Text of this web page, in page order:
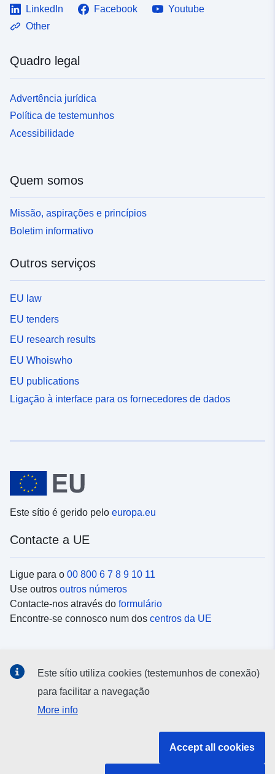
LinkedIn Facebook
Youtube
Other
Quadro legal
Advertência jurídica
Política de testemunhos
Acessibilidade
Quem somos
Missão, aspirações e princípios
Boletim informativo
Outros serviços
EU law
EU tenders
EU research results
EU Whoiswho
EU publications
Ligação à interface para os fornecedores de dados
Este sítio é gerido pelo europa.eu
Contacte a UE
Ligue para o 00 800 6 7 8 9 10 11
Use outros outros números
Contacte-nos através do formulário
Encontre-se connosco num dos centros da UE
Procure as contas da UE nasredes sociais
Instituições e organismos da UE
Este sítio utiliza cookies (testemunhos de conexão)
para facilitar a navegação
More info
Accept all cookies